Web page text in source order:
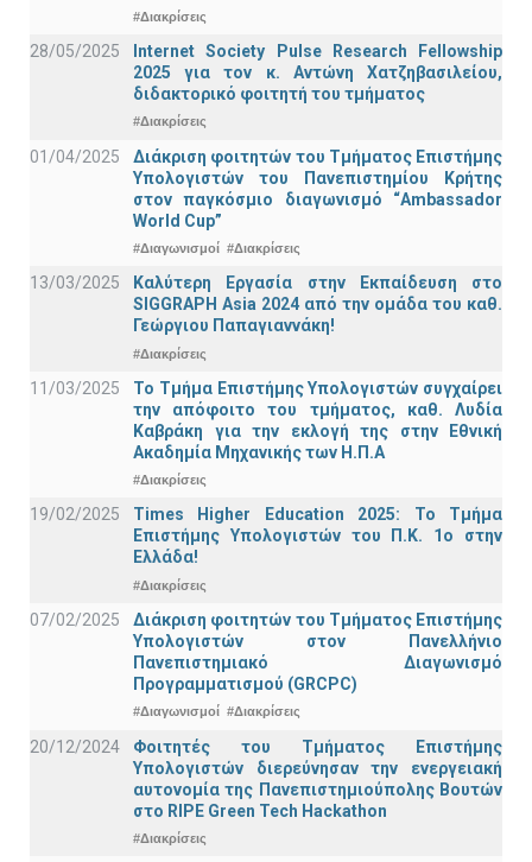
#Διακρίσεις
28/05/2025
Internet Society Pulse Research Fellowship
2025 για τον κ. Αντώνη Χατζηβασιλείου,
διδακτορικό φοιτητή του τμήματος
#Διακρίσεις
01/04/2025
Διάκριση φοιτητών του Τμήματος Επιστήμης
Υπολογιστών του Πανεπιστημίου Κρήτης
στον παγκόσμιο διαγωνισμό “Ambassador
World Cup”
#Διαγωνισμοί #Διακρίσεις
13/03/2025
Καλύτερη Εργασία στην Εκπαίδευση στο
SIGGRAPH Asia 2024 από την ομάδα του καθ.
Γεώργιου Παπαγιαννάκη!
#Διακρίσεις
11/03/2025
Το Τμήμα Επιστήμης Υπολογιστών συγχαίρει
την απόφοιτο του τμήματος, καθ. Λυδία
Καβράκη για την εκλογή της στην Εθνική
Ακαδημία Μηχανικής των Η.Π.Α
#Διακρίσεις
19/02/2025
Times Higher Education 2025: Το Τμήμα
Επιστήμης Υπολογιστών του Π.Κ. 1ο στην
Ελλάδα!
#Διακρίσεις
07/02/2025
Διάκριση φοιτητών του Τμήματος Επιστήμης
Υπολογιστών στον Πανελλήνιο
Πανεπιστημιακό Διαγωνισμό
Προγραμματισμού (GRCPC)
#Διαγωνισμοί #Διακρίσεις
20/12/2024
Φοιτητές του Τμήματος Επιστήμης
Υπολογιστών διερεύνησαν την ενεργειακή
αυτονομία της Πανεπιστημιούπολης Βουτών
στο RIPE Green Tech Hackathon
#Διακρίσεις